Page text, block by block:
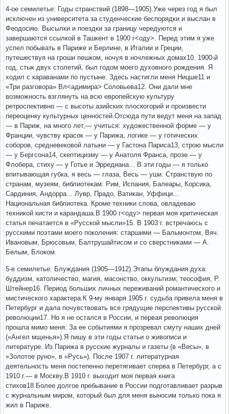
4-ое семилетье: Годы странствий (1898—1905).Уже через год я был
исключен из университета за студенческие беспорядки и выслан в
Феодосию. Высылки и поездки за границу чередуются и
завершаются ссылкой в Ташкент в 1900 г<оду>. Перед этим я уже
успел побывать в Париже и Берлине, в Италии и Греции,
путешествуя на гроши пешком, ночуя в ночлежных домах10. 1900-й
год, стык двух столетий, был годом моего духовного рождения. Я
ходил с караванами по пустыне. Здесь настигли меня Ницше11 и
«Три разговора» Вл<адимира> Соловьева12. Они дали мне
возможность взглянуть на всю европейскую культуру
ретроспективно — с высоты азийских плоскогорий и произвести
переоценку культурных ценностей.Отсюда пути ведут меня на запад
— в Париж, на много лет,— учиться: художественной форме — у
Франции, чувству красок — у Парижа, логике — у готических
соборов, средневековой латыни — у Гастона Париса13, строю мысли
— у Бергсона14, скептицизму — у Анатоля Франса, прозе — у
Флобера, стиху — у Готье и Эрредиана... В эти годы — я только
впитывающая губка, я весь — глаза, Весь — уши. Странствую по
странам, музеям, библиотекам: Рим, Испания, Балеары, Корсика,
Сардиния, Андорра... Лувр, Прадо, Ватикан, Уффици...
Национальная библиотека. Кроме техники слова, овладеваю
техникой кисти и карандаша.В 1900 г<оду> первая моя критическая
статья печатается в «Русской мысли»15. В 1903 г. встречаюсь с
русски­ми поэтами моего поколения: старшими — Бальмонтом, Вяч.
Ивановым, Брюсовым, Балтрушайтисом и со сверстниками — А.
Белым, Блоком.
5-е семилетье: Блуждания (1905—1912).Этапы блуждания духа:
буддизм, католичество, магия, масонство, оккультизм, теософия, Р.
Штейнер16. Период больших личных переживаний романтического и
мистического характера.К 9-му января 1905 г. судьба привела меня в
Петербург и дала почувствовать все грядущие перспективы русской
революции17. Но я не остался в России, и первая революция
прошла мимо меня. За ее событиями я прозревал смуту наших дней
(«Ангел мщенья»).Я пишу в эти годы статьи о живописи и
литературе. Из Парижа в русские журналы и газеты (в «Весы», в
«Зо­лотое руно», в «Русь»). После 1907 г. литературная
деятельность меня постепенно перетягивает сперва в Петербург, а с
1910 г.— в Москву.В 1910 г. выходит моя первая книга
стихов18.Более долгое пребывание в России подготавливает разрыв
с журнальным миром, который был для меня выносим только пока я
жил в Париже.